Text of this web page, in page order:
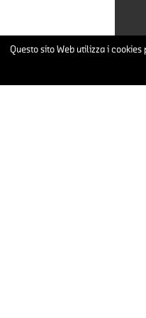
Questo sito Web utilizza i